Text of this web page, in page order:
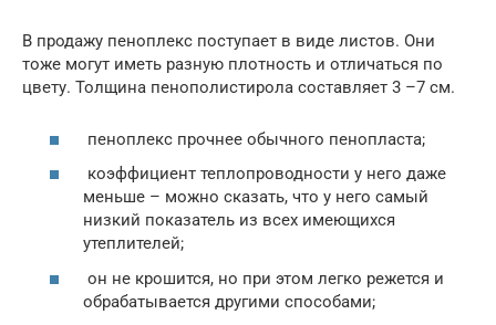
В продажу пеноплекс поступает в виде листов. Они
тоже могут иметь разную плотность и отличаться по
цвету. Толщина пенополистирола составляет 3 –7 см.
пеноплекс прочнее обычного пенопласта;
коэффициент теплопроводности у него даже
меньше – можно сказать, что у него самый
низкий показатель из всех имеющихся
утеплителей;
он не крошится, но при этом легко режется и
обрабатывается другими способами;